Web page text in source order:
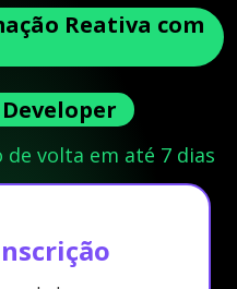
Reativa com
volta em até 7 dias